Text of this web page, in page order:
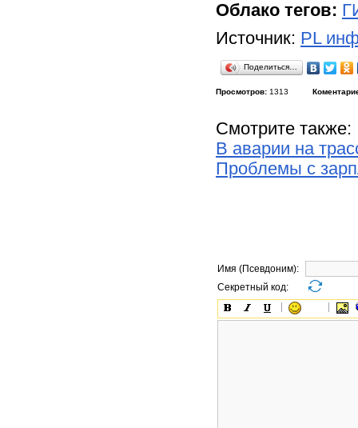
Облако тегов:
Источник: PL
Поделиться…
Просмотров: 1313
Смотрите также:
В аварии на
Проблемы с
Имя (Псевдоним):
Секретный код: